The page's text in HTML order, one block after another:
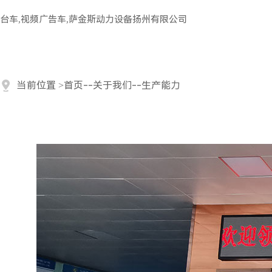
台车,视频广告车,萨金斯动力设备扬州有限公司
当前位置 >首页--关于我们--生产能力